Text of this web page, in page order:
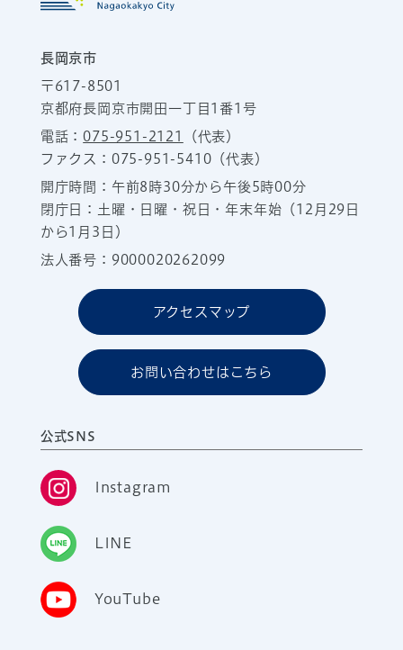
長岡京市
〒617-8501
京都府長岡京市開田一丁目1番1号
電話：075-951-2121
（代表）
ファクス：075-951-5410（代表）
開庁時間：午前8時30分から午後5時00分
閉庁日：土曜・日曜・祝日・年末年始（12月29日
から1月3日）
法人番号：9000020262099
アクセスマップ
お問い合わせはこちら
公式SNS
Instagram
LINE
YouTube